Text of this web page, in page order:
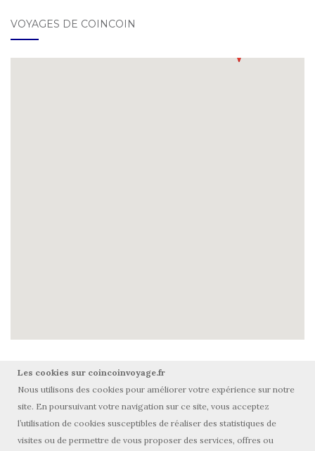
VOYAGES DE COINCOIN
Les cookies sur coincoinvoyage.fr
Nous utilisons des cookies pour améliorer votre expérience sur notre
site. En poursuivant votre navigation sur ce site, vous acceptez
l’utilisation de cookies susceptibles de réaliser des statistiques de
visites ou de permettre de vous proposer des services, offres ou